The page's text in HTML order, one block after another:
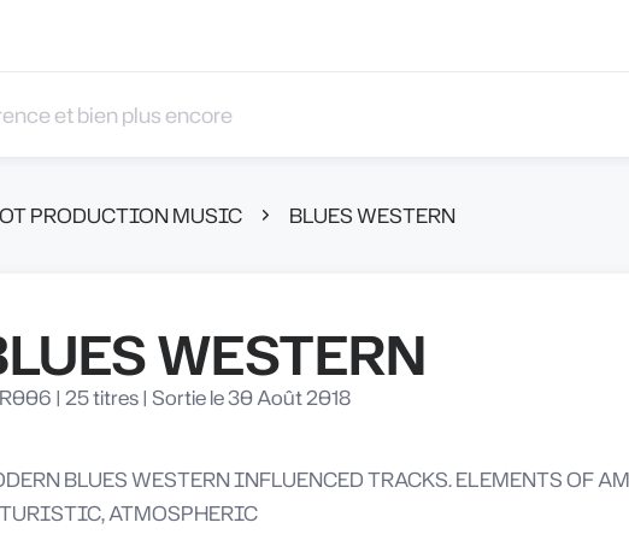
PRODUCTION MUSIC BLUES WESTERN
WESTERN
| 25 titres| Sortie le 30 Août 2018
BLUES WESTERN INFLUENCED TRACKS. ELEMENTS OF
ATMOSPHERIC